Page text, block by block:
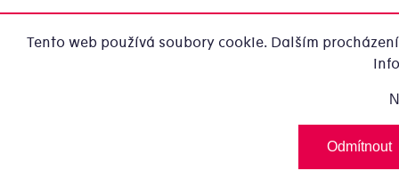
Tento web používá soubory cookie. Dalším
Odmítnout